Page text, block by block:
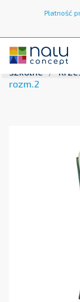
Płatność
Strona główna
szkolne
rozm.2